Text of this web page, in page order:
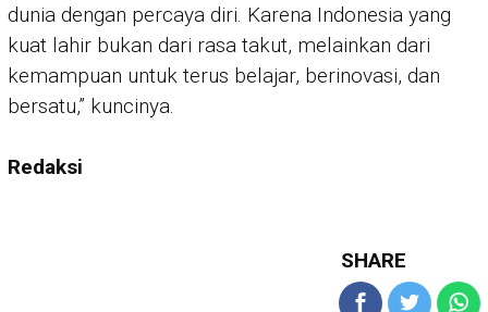
dunia dengan percaya diri. Karena Indonesia yang
kuat lahir bukan dari rasa takut, melainkan dari
kemampuan untuk terus belajar, berinovasi, dan
bersatu,” kuncinya.
Redaksi
SHARE